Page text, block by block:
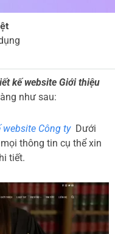
kế website Giới thiệu
như sau:
website Công ty Dưới
thông tin cụ thể xin
tiết.